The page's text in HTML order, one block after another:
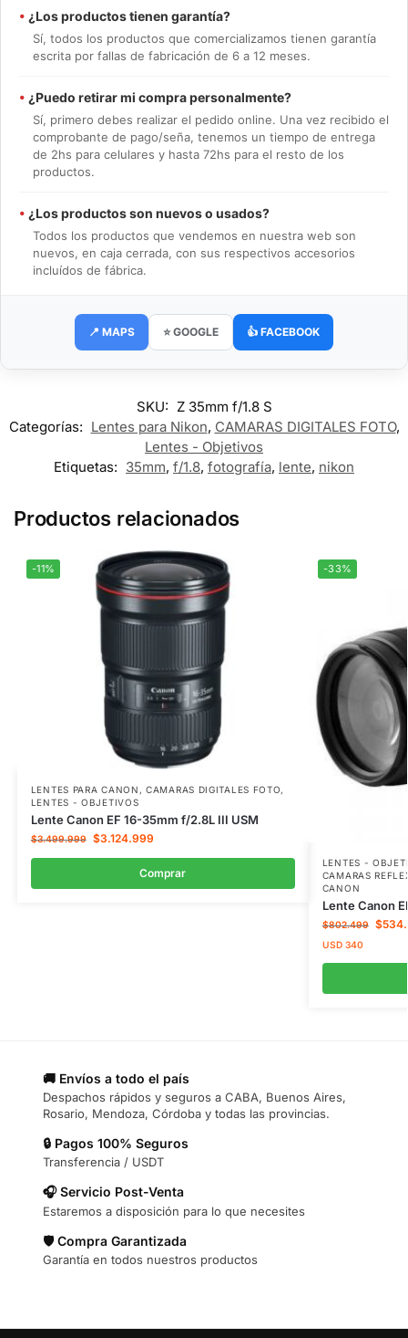
• ¿Los productos tienen garantía?
Sí, todos los productos que comercializamos tienen garantía
escrita por fallas de fabricación de 6 a 12 meses.
• ¿Puedo retirar mi compra personalmente?
Sí, primero debes realizar el pedido online. Una vez recibido el
comprobante de pago/seña, tenemos un tiempo de entrega
de 2hs para celulares y hasta 72hs para el resto de los
productos.
• ¿Los productos son nuevos o usados?
Todos los productos que vendemos en nuestra web son
nuevos, en caja cerrada, con sus respectivos accesorios
incluídos de fábrica.
📍 MAPS ⭐ GOOGLE 👍 FACEBOOK
SKU: Z 35mm f/1.8 S
Categorías: Lentes para Nikon, CAMARAS DIGITALES FOTO,
Lentes - Objetivos
Etiquetas: 35mm, f/1.8, fotografía, lente, nikon
Productos relacionados
-11%
LENTES PARA CANON ,CAMARAS DIGITALES FOTO,
LENTES - OBJETIVOS
Lente Canon EF 16-35mm f/2.8L III USM
$3.499.999 $3.124.999
Comprar
-33%
LENTES -
CAMARAS
CANON
Lente Canon
$802.499 $
USD340
🚚 Envíos a todo el país
Despachos rápidos y seguros a CABA, Buenos Aires,
Rosario, Mendoza, Córdoba y todas las provincias.
🔒 Pagos 100% Seguros
Transferencia / USDT
🎧 Servicio Post-Venta
Estaremos a disposición para lo que necesites
🛡️ Compra Garantizada
Garantía en todos nuestros productos